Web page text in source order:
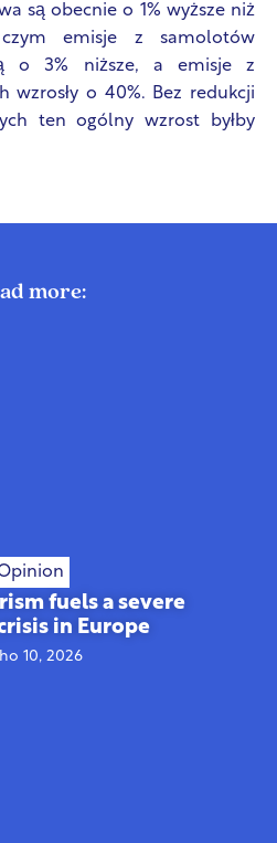
są obecnie o 1% wyższe niż
emisje z samolotów
o 3% niższe, a emisje z
wzrosły o 40%. Bez redukcji
ten ogólny wzrost byłby
more:
fuels a severe
in Europe
10, 2026